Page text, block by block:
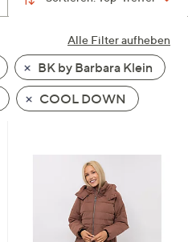
Alle Filter aufheben
BK by Barbara Klein
COOL DOWN